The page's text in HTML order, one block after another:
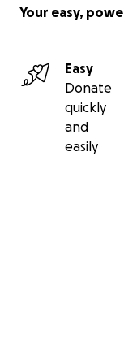
Your easy,
Easy
Donate
quickly
and
easily